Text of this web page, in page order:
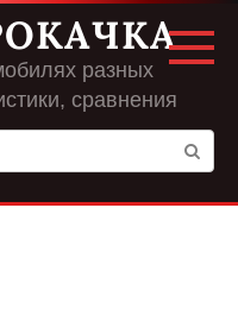
разных
сравнения